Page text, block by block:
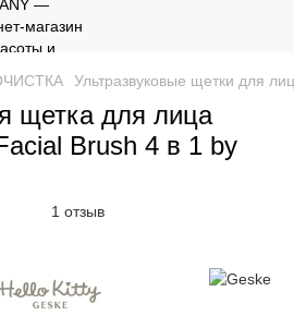
Ультразвуковые щетки для
щетка для лица
Brush 4 в 1 by
1 отзыв